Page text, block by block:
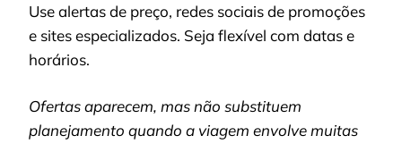
Use alertas de preço, redes sociais de promoções
e sites especializados. Seja flexível com datas e
horários.
Ofertas aparecem, mas não substituem
planejamento quando a viagem envolve muitas